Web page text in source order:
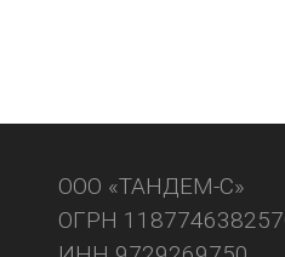
ООО «ТАНДЕМ-С»
ОГРН